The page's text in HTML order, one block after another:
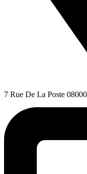
7 Rue De La Poste